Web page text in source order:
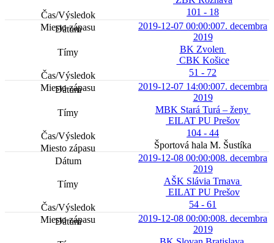
101 - 18
2019-12-07 00:00:007. decembra
2019
BK Zvolen
CBK Košice
51 - 72
2019-12-07 14:00:007. decembra
2019
MBK Stará Turá – ženy
EILAT PU Prešov
104 - 44
Športová hala M. Šustíka
2019-12-08 00:00:008. decembra
2019
AŠK Slávia Trnava
EILAT PU Prešov
54 - 61
2019-12-08 00:00:008. decembra
2019